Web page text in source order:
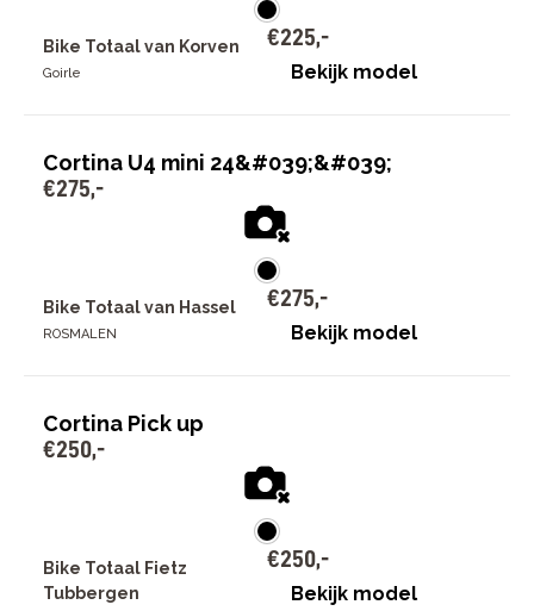
Bike Totaal van Korven
Goirle
€225,-
Bekijk model
Cortina U4 mini 24&#039;&#039;
€275,-
Bike Totaal van Hassel
ROSMALEN
€275,-
Bekijk model
Cortina Pick up
€250,-
Bike Totaal Fietz
Tubbergen
€250,-
Bekijk model